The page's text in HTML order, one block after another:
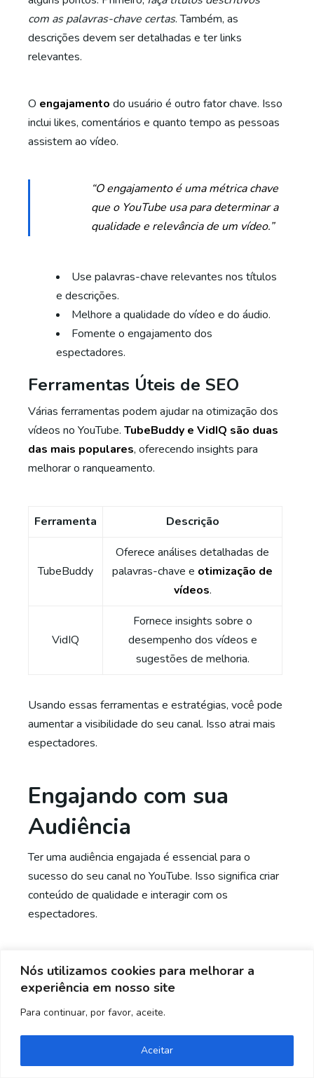
Nós utilizamos cookies para melhorar a
experiência em nosso site
Para continuar, por favor, aceite.
Aceitar
com as palavras-chave certas. Também, as
descrições devem ser detalhadas e ter links
relevantes.
O engajamento do usuário é outro fator chave. Isso
inclui likes, comentários e quanto tempo as pessoas
assistem ao vídeo.
“O engajamento é uma métrica chave
que o YouTube usa para determinar a
qualidade e relevância de um vídeo.”
Use palavras-chave relevantes nos títulos
e descrições.
Melhore a qualidade do vídeo e do áudio.
Fomente o engajamento dos
espectadores.
Ferramentas Úteis de SEO
Várias ferramentas podem ajudar na otimização dos
vídeos no YouTube. TubeBuddy e VidIQ são duas
das mais populares, oferecendo insights para
melhorar o ranqueamento.
Ferramenta Descrição
TubeBuddy
Oferece análises detalhadas de
palavras-chave e otimização de
vídeos.
VidIQ
Fornece insights sobre o
desempenho dos vídeos e
sugestões de melhoria.
Usando essas ferramentas e estratégias, você pode
aumentar a visibilidade do seu canal. Isso atrai mais
espectadores.
Engajando com sua
Audiência
Ter uma audiência engajada é essencial para o
sucesso do seu canal no YouTube. Isso significa criar
conteúdo de qualidade e interagir com os
espectadores.
Respondendo comentários e
criando comunidade
Responder comentários ajuda a criar uma
comunidade ao redor do seu canal. Mostra que você
valoriza as opiniões dos espectadores e quer
conversar com eles.